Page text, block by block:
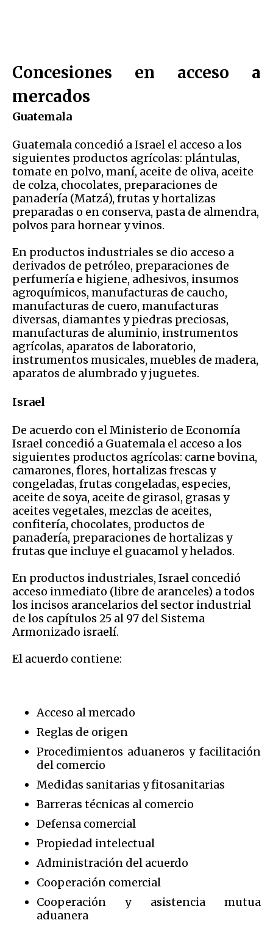
Concesiones en acceso a
mercados
Guatemala
Guatemala concedió a Israel el acceso a los
siguientes productos agrícolas: plántulas,
tomate en polvo, maní, aceite de oliva, aceite
de colza, chocolates, preparaciones de
panadería (Matzá), frutas y hortalizas
preparadas o en conserva, pasta de almendra,
polvos para hornear y vinos.
En productos industriales se dio acceso a
derivados de petróleo, preparaciones de
perfumería e higiene, adhesivos, insumos
agroquímicos, manufacturas de caucho,
manufacturas de cuero, manufacturas
diversas, diamantes y piedras preciosas,
manufacturas de aluminio, instrumentos
agrícolas, aparatos de laboratorio,
instrumentos musicales, muebles de madera,
aparatos de alumbrado y juguetes.
Israel
De acuerdo con el Ministerio de Economía
Israel concedió a Guatemala el acceso a los
siguientes productos agrícolas: carne bovina,
camarones, flores, hortalizas frescas y
congeladas, frutas congeladas, especies,
aceite de soya, aceite de girasol, grasas y
aceites vegetales, mezclas de aceites,
confitería, chocolates, productos de
panadería, preparaciones de hortalizas y
frutas que incluye el guacamol y helados.
En productos industriales, Israel concedió
acceso inmediato (libre de aranceles) a todos
los incisos arancelarios del sector industrial
de los capítulos 25 al 97 del Sistema
Armonizado israelí.
El acuerdo contiene:
Acceso al mercado
Reglas de origen
Procedimientos aduaneros y facilitación
del comercio
Medidas sanitarias y fitosanitarias
Barreras técnicas al comercio
Defensa comercial
Propiedad intelectual
Administración del acuerdo
Cooperación comercial
Cooperación y asistencia mutua
aduanera